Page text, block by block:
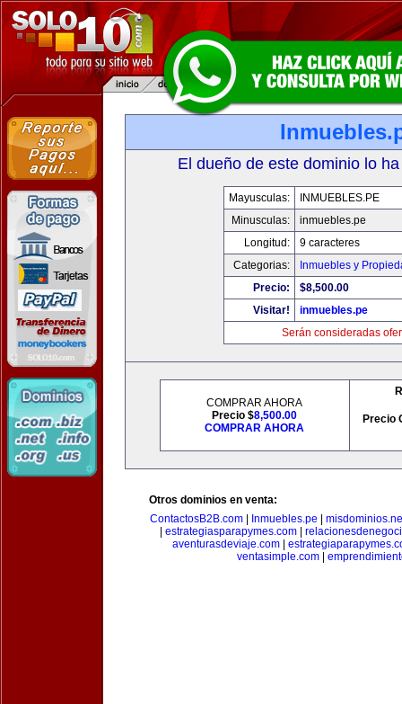
El dueño de este dominio lo
Mayusculas:
INMUEBLES.PE
Minusculas:
inmuebles.pe
Longitud:
9 caracteres
Categorias:
Inmuebles y
Precio:
$8,500.00
Visitar!
inmuebles.pe
Serán consideradas
COMPRAR AHORA
Precio $8,500.00
COMPRAR AHORA
Precio
Otros dominios en venta:
ContactosB2B.com
Inmuebles.pe
estrategiasparapymes.com
aventurasdeviaje.com|
ventasimple.com|